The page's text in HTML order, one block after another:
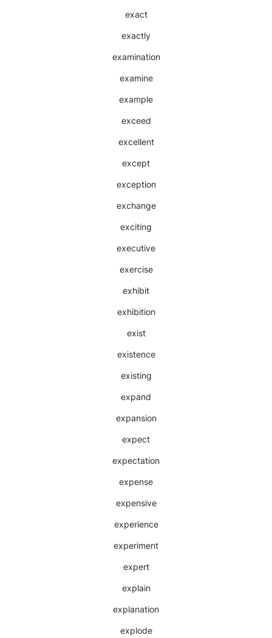
exact
exactly
examination
examine
example
exceed
excellent
except
exception
exchange
exciting
executive
exercise
exhibit
exhibition
exist
existence
existing
expand
expansion
expect
expectation
expense
expensive
experience
experiment
expert
explain
explanation
explode